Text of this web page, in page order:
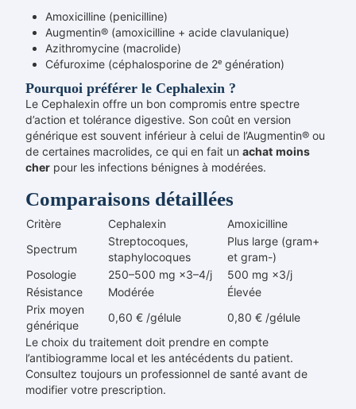
Amoxicilline (penicilline)
Augmentin® (amoxicilline + acide clavulanique)
Azithromycine (macrolide)
Céfuroxime (céphalosporine de 2ᵉ génération)
Pourquoi préférer le Cephalexin ?
Le Cephalexin offre un bon compromis entre spectre
d’action et tolérance digestive. Son coût en version
générique est souvent inférieur à celui de l’Augmentin® ou
de certaines macrolides, ce qui en fait un achat moins
cher pour les infections bénignes à modérées.
Comparaisons détaillées
Critère Cephalexin
Amoxicilline
Spectrum
Streptocoques,
staphylocoques
Plus large (gram+
et gram-)
Posologie
250–500 mg ×3–4/j
500 mg ×3/j
Résistance
Modérée
Élevée
Prix moyen
générique
0,60 € /gélule
0,80 € /gélule
Le choix du traitement doit prendre en compte
l’antibiogramme local et les antécédents du patient.
Consultez toujours un professionnel de santé avant de
modifier votre prescription.